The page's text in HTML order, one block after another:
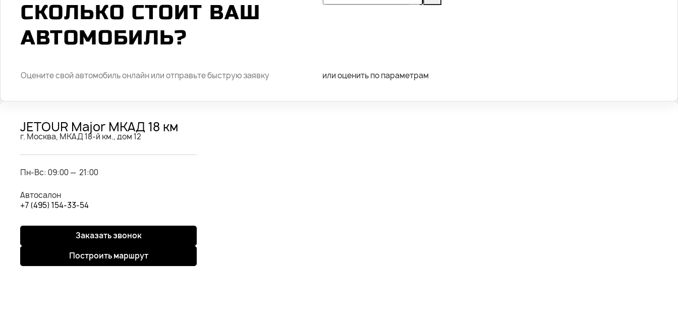
СКОЛЬКО СТОИТ ВАШ
АВТОМОБИЛЬ?
Оцените свой автомобиль онлайн или отправьте быструю заявку или оценить по параметрам
JETOUR Major МКАД 18 км
г. Москва, МКАД 18-й км., дом 12
Пн-Вс: 09:00 — 21:00
Автосалон
+7 (495) 154-33-54
Заказать звонок
Построить маршрут